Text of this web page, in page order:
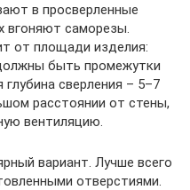
в просверленные
вгоняют саморезы.
от площади изделия:
быть промежутки
сверления – 5–7
расстоянии от стены,
вентиляцию.
вариант. Лучше всего
отверстиями.